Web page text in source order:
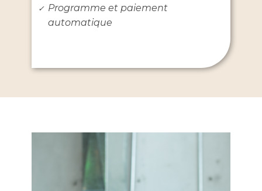
✓ Programme et paiement
automatique